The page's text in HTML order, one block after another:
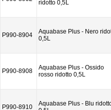
ridotto 0,5L
P990-8904
Aquabase Plus - Nero
0,5L
P990-8908
Aquabase Plus - Ossido
rosso ridotto 0,5L
P990-8910
Aquabase Plus - Blu